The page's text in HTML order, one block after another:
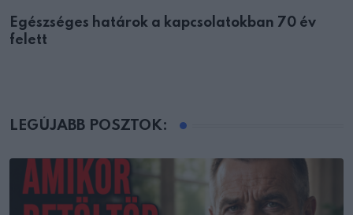
Egészséges határok a kapcsolatokban 70 év
felett
LEGÚJABB POSZTOK: